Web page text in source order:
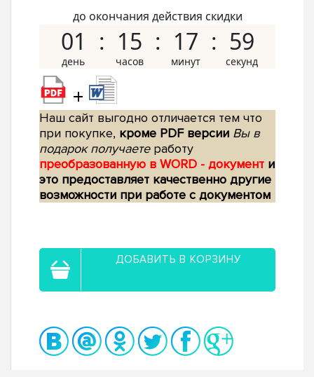
до окончания действия скидки
01 15 17 58
+
Наш сайт выгодно отличается тем что
при покупке, кроме PDF версии Вы в
подарок получаетеработу
преобразованную в WORD - документ и
это предоставляет качественно другие
возможности при работе с документом
ДОБАВИТЬ В КОРЗИНУ